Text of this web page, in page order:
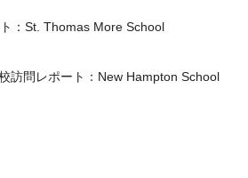
：St. Thomas More School
訪問レポート：New Hampton School